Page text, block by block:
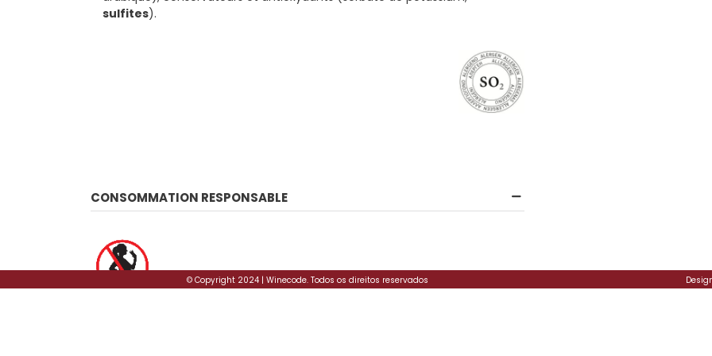
sulfites).
CONSOMMATION RESPONSABLE
© Copyright 2024 | Winecode. Todos os direitos reservados